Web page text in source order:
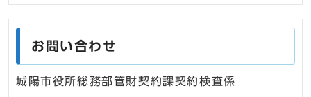
お問い合わせ
城陽市役所総務部管財契約課契約検査係